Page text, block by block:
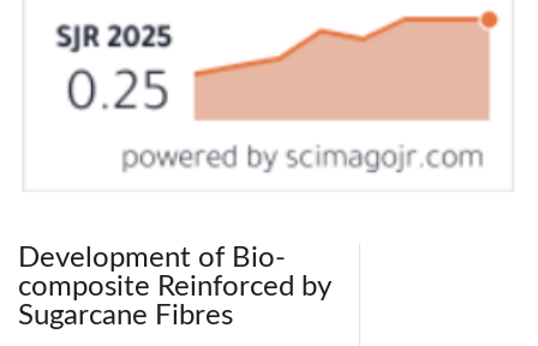
Development of Bio-
composite Reinforced by
Sugarcane Fibres